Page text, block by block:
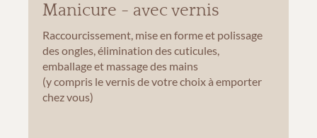
Manicure - avec vernis
Raccourcissement, mise en forme et polissage
des ongles, élimination des cuticules,
emballage et massage des mains
(y compris le vernis de votre choix à emporter
chez vous)